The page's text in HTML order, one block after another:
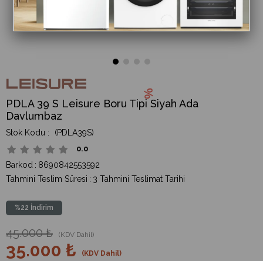
PDLA 39 S Leisure Boru Tipi Siyah Ada
Davlumbaz
(PDLA39S)
0.0
Barkod : 8690842553592
Tahmini Teslim Süresi : 3 Tahmini Teslimat Tarihi
%22 İndirim
45.000 ₺ (KDV Dahil)
35.000 ₺ (KDV Dahil)